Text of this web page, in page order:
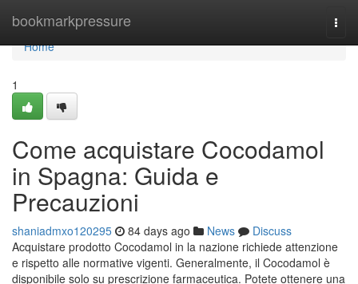
bookmarkpressure
Home
Home
1
Come acquistare Cocodamol
in Spagna: Guida e
Precauzioni
shaniadmxo120295 84 days ago News
Discuss
Acquistare prodotto Cocodamol in la nazione richiede attenzione
e rispetto alle normative vigenti. Generalmente, il Cocodamol è
disponibile solo su prescrizione farmaceutica. Potete ottenere una